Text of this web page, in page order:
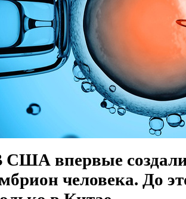
США впервые
человека. До